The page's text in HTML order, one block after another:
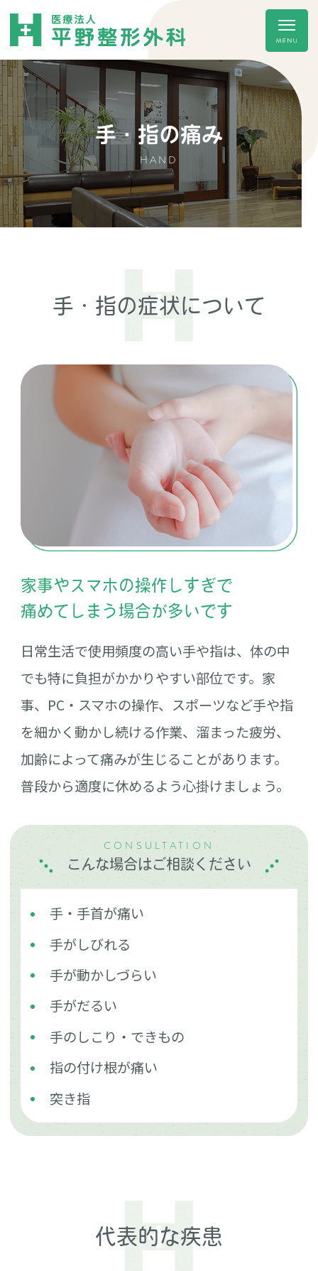
手・指の痛み
HAND
手・指の症状について
家事やスマホの操作しすぎで
痛めてしまう場合が多いです
日常生活で使用頻度の高い手や指は、体の中
でも特に負担がかかりやすい部位です。家
事、PC・スマホの操作、スポーツなど手や指
を細かく動かし続ける作業、溜まった疲労、
加齢によって痛みが生じることがあります。
普段から適度に休めるよう心掛けましょう。
CONSULTATION
こんな場合はご相談ください
手・手首が痛い
手がしびれる
手が動かしづらい
手がだるい
手のしこり・できもの
指の付け根が痛い
突き指
代表的な疾患